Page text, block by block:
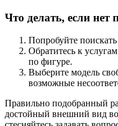
Что делать, если нет
Попробуйте
Обратитесь к
по фигуре.
Выберите модель
возможные
Правильно подобранный
достойный внешний вид